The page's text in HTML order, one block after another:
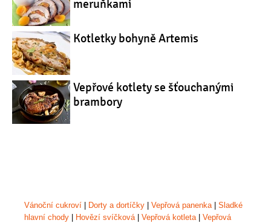
meruňkami
Kotletky bohyně Artemis
Vepřové kotlety se šťouchanými
brambory
Vánoční cukroví Dorty a dortíčky Vepřová panenka| Sladké
hlavní chody
Hovězí svíčková| Vepřová kotleta| Vepřová